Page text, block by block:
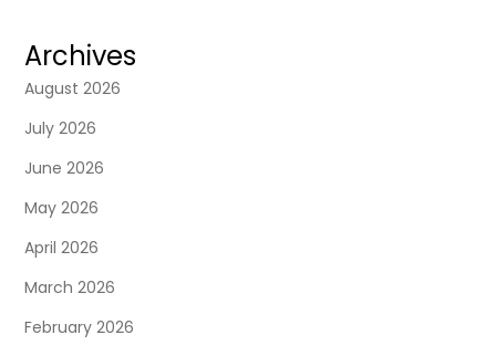
Archives
August 2026
July 2026
June 2026
May 2026
April 2026
March 2026
February 2026